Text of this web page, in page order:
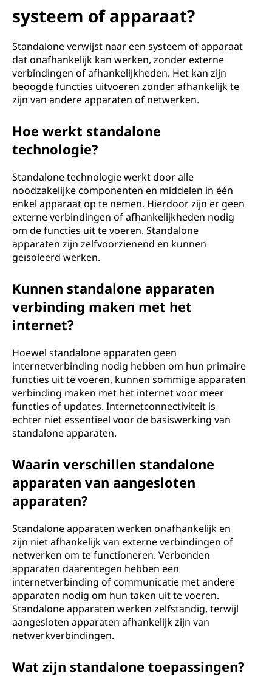
systeem of apparaat?
Standalone verwijst naar een systeem of apparaat
dat onafhankelijk kan werken, zonder externe
verbindingen of afhankelijkheden. Het kan zijn
beoogde functies uitvoeren zonder afhankelijk te
zijn van andere apparaten of netwerken.
Hoe werkt standalone
technologie?
Standalone technologie werkt door alle
noodzakelijke componenten en middelen in één
enkel apparaat op te nemen. Hierdoor zijn er geen
externe verbindingen of afhankelijkheden nodig
om de functies uit te voeren. Standalone
apparaten zijn zelfvoorzienend en kunnen
geïsoleerd werken.
Kunnen standalone apparaten
verbinding maken met het
internet?
Hoewel standalone apparaten geen
internetverbinding nodig hebben om hun primaire
functies uit te voeren, kunnen sommige apparaten
verbinding maken met het internet voor meer
functies of updates. Internetconnectiviteit is
echter niet essentieel voor de basiswerking van
standalone apparaten.
Waarin verschillen standalone
apparaten van aangesloten
apparaten?
Standalone apparaten werken onafhankelijk en
zijn niet afhankelijk van externe verbindingen of
netwerken om te functioneren. Verbonden
apparaten daarentegen hebben een
internetverbinding of communicatie met andere
apparaten nodig om hun taken uit te voeren.
Standalone apparaten werken zelfstandig, terwijl
aangesloten apparaten afhankelijk zijn van
netwerkverbindingen.
Wat zijn standalone toepassingen?